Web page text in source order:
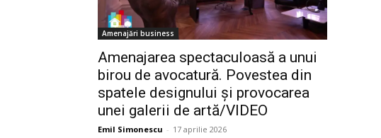
Amenajări business
Amenajarea spectaculoasă a unui
birou de avocatură. Povestea din
spatele designului și provocarea
unei galerii de artă/VIDEO
Emil Simonescu - 17 aprilie 2026